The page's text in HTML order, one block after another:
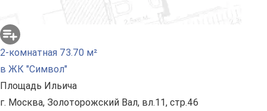
2-комнатная 73.70 м²
в ЖК "Символ"
Площадь Ильича
г. Москва, Золоторожский Вал, вл.11, стр.46